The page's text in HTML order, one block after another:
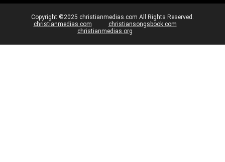
Copyright ©2025 christianmedias.com All Rights Reserved.
christianmedias.com
christiansongsbook.com
christianmedias.org